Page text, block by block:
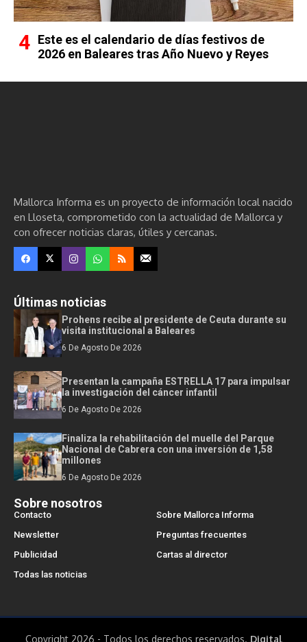
Este es el calendario de días festivos de
2026 en Baleares tras Año Nuevo y Reyes
Mallorca Informa es un proyecto de información local nacido
en Lloseta, comprometido con la actualidad de Mallorca y
con ofrecer noticias claras, útiles y cercanas.
Últimas noticias
Prohens recibe al presidente de Ceuta durante su
visita institucional a Baleares
6 De Agosto De 2026
Presentan la campaña ESTRELLA 17 para impulsar
la investigación del cáncer infantil
6 De Agosto De 2026
Finaliza la rehabilitación del muelle del Parque
Nacional de Cabrera con una inversión de 1,58
millones
6 De Agosto De 2026
Sobre nosotros
Contacto
Sobre Mallorca Informa
Newsletter
Preguntas frecuentes
Publicidad
Cartas al director
Todas las noticias
Copyright 2026 - Todos los derechos reservados. Digital